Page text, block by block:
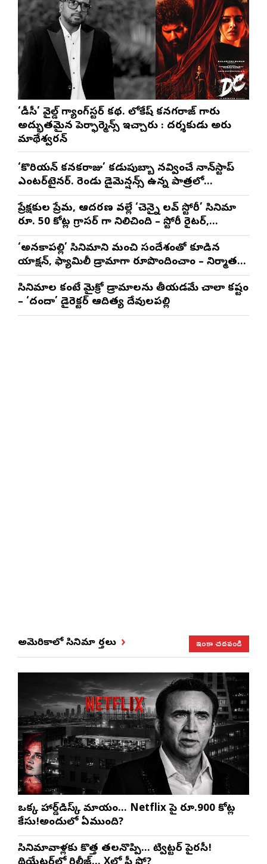
‘డీసీ’ వైల్డ్ గ్యాంగ్‌స్టర్ కథ. లోకేష్ కనగరాజ్ గారు
అద్భుతమైన పెర్ఫార్మెన్స్ ఇచ్చారు : దర్శకుడు అరుణ్
మాథేశ్వరన్
‘కొరియన్ కనకరాజు’ కడుపుబ్బా నవ్వించే నాన్‌స్టాప్
ఎంటర్‌టైనర్. రెండు డైమెన్షన్స్ ఉన్న పాత్రలో
నటించడం చాలా సంతృప్తినిచ్చింది : వరుణ్ తేజ్
ప్రేక్షకుల ప్రేమ, ఆదరణ వల్లే ‘చెన్నై లవ్ స్టోరీ’ సినిమా
రూ. 50 కోట్ల గ్రాసర్ గా నిలిచింది – స్టోరీ రైటర్,
ప్రొడ్యూసర్ సాయి రాజేష్
‘అనకాపల్లి’ సినిమాని మంచి సందేశంతో కూడిన
యాక్షన్, ఫ్యామిలీ డ్రామాగా రూపొందించాం – నిర్మాతలు
త్రినాథరావు నక్కిన, కాండ్రేగుల నాయుడు
సినిమాల కంటే మైక్రో డ్రామాలను తీయడమే చాలా కష్టం
– ‘దందా’ డైరెక్ట‌ర్ ఆదిత్య దేవులపల్లి
అమెరికాలో సినిమా వార్తలు ఇంకా చదవండి
ఒక్క హార్డ్‌డిస్క్ మాయం… Netflix పై రూ.900 కోట్ల
కేసు!అందులో ఏముంది?
సినిమావాళ్లకు కొత్త తలనొప్పి… ట్విట్టర్ పైరసీ!